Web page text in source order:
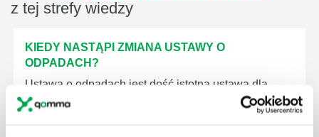
z tej strefy wiedzy
KIEDY NASTĄPI ZMIANA USTAWY O
ODPADACH?
Ustawa o odpadach jest dość istotną ustawą dla
każdej firmy. Kiedy dokładnie nowe przepisy wejdą w
życie? Od kiedy ich przestrzeganie będzie już